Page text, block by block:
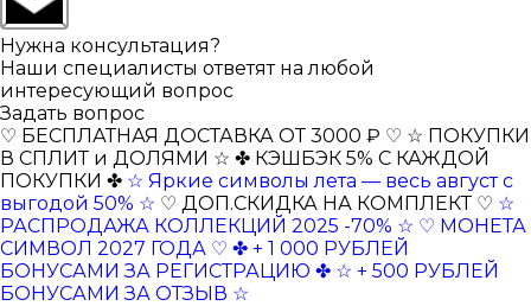
Нужна консультация?
Наши специалисты ответят на любой
интересующий вопрос
Задать вопрос
♡ БЕСПЛАТНАЯ ДОСТАВКА ОТ 3000 ₽ ♡ ☆ ПОКУПКИ
В СПЛИТ и ДОЛЯМИ ☆ ✤ КЭШБЭК 5% С КАЖДОЙ
ПОКУПКИ ✤ ☆ Яркие символы лета — весь август с
выгодой 50% ☆ ♡ ДОП.СКИДКА НА КОМПЛЕКТ ♡ ☆
РАСПРОДАЖА КОЛЛЕКЦИЙ 2025 -70% ☆ ♡ МОНЕТА
СИМВОЛ 2027 ГОДА ♡ ✤ + 1 000 РУБЛЕЙ
БОНУСАМИ ЗА РЕГИСТРАЦИЮ ✤ ☆ + 500 РУБЛЕЙ
БОНУСАМИ ЗА ОТЗЫВ ☆